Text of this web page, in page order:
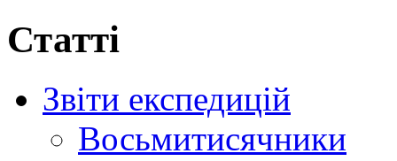
Статті
Звіти експедицій
Восьмитисячники